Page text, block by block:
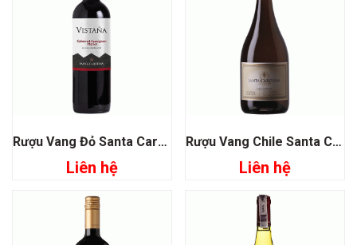
Rượu Vang Đỏ Santa Carolina Vistana Sauvignon Merlot
Liên hệ
Rượu Vang Chile Santa Carolina Reserva De Familia Chardonnay
Liên hệ